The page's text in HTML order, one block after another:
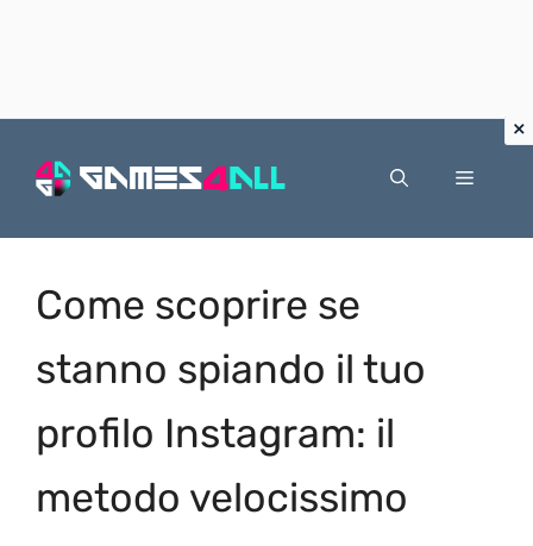
Menu
Come scoprire se
stanno spiando il tuo
profilo Instagram: il
metodo velocissimo